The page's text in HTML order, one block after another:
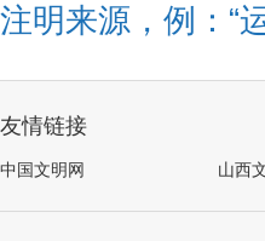
注明来源，例：“
友情链接
中国文明网 山西